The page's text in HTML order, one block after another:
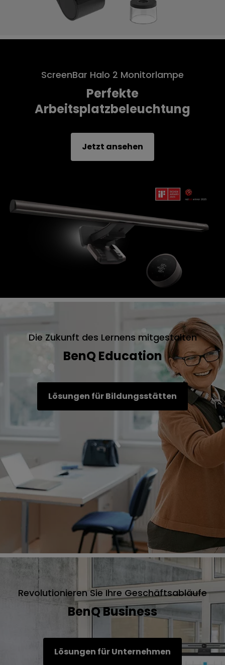
ScreenBar Halo 2 Monitorlampe
Perfekte
Arbeitsplatzbeleuchtung
Jetzt ansehen
Die Zukunft des Lernens mitgestalten
BenQ Education
Lösungen für Bildungsstätten
Revolutionieren Sie Ihre Geschäftsabläufe
BenQ Business
Lösungen für Unternehmen